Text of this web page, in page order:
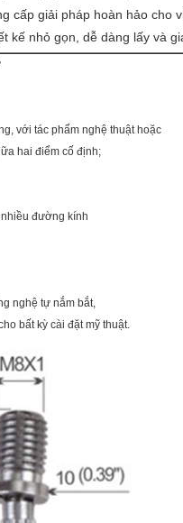
cấp giải pháp hoàn hảo cho
kế nhỏ gọn, dễ dàng lấy và
với tác phẩm nghệ thuật hoặc
hai điểm cố định;
đường kính
nghệ tự nắm bắt,
bất kỳ cài đặt mỹ thuật.